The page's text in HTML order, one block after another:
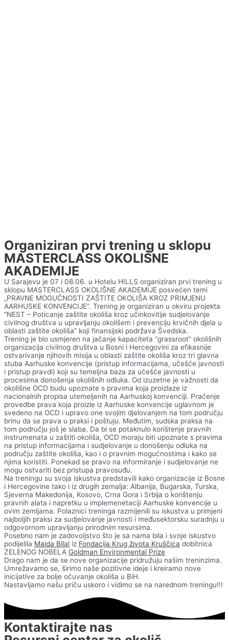
Organiziran prvi trening u sklopu
MASTERCLASS OKOLIŠNE
AKADEMIJE
U Sarajevu je 07 i 08.06. u Hotelu HILLS organiziran prvi trening u
sklopu MASTERCLASS OKOLIŠNE AKADEMIJE posvećen temi
„PRAVNE MOGUĆNOSTI ZAŠTITE OKOLIŠA KROZ PRIMJENU
AARHUSKE KONVENCIJE”. Trening je organiziran u okviru projekta
“NEST – Poticanje zaštite okoliša kroz učinkovitije sudjelovanje
civilnog društva u upravljanju okolišem i prevenciju krvičnih djela u
oblasti zaštite okoliša” koji finansijski podržava Švedska.
Trening je bio usmjeren na jačanje kapaciteta “grassroot” okolišnih
organizacija civilnog društva u Bosni i Hercegovini za efikasnije
ostvarivanje njihovih misija u oblasti zaštite okoliša kroz tri glavna
stuba Aarhuske konvencije (pristup informacijama, učešće javnosti
i pristup pravdi) koji su temeljna baza za učešće javnosti u
procesima donošenja okolišnih odluka. Od izuzetne je važnosti da
okolišne OCD budu upoznate s pravima koja proizlaze iz
nacionalnih propisa utemeljenih na Aarhuskoj konvenciji. Praćenje
provedbe prava koja proizle iz Aarhuske konvencije uglavnom je
svedeno na OCD i upravo one svojim djelovanjem na tom području
brinu da se prava u praksi i poštuju. Međutim, sudska praksa na
tom području još je slaba. Da bi se potaknulo korištenje pravnih
instrumenata u zaštiti okoliša, OCD moraju biti upoznate s pravima
na pristup informacijama i sudjelovanje u donošenju odluka na
području zaštite okoliša, kao i o pravnim mogućnostima i kako se
njima koristiti. Ponekad se pravo na informiranje i sudjelovanje ne
mogu ostvariti bez pristupa pravosuđu.
Na treningu su svoja iskustva predstavili kako organizacije iz Bosne
i Hercegovine tako i iz drugih zemalja: Albanija, Bugarska, Turska,
Sjeverna Makedonija, Kosovo, Crna Gora i Srbija o korištenju
pravnih alata i napretku u implemenetaciji Aarhuske konvencije u
ovim zemljama. Polaznici treninga razmijenili su iskustva u primjeni
najboljih praksi za sudjelovanje javnosti i međusektorsku suradnju u
odgovornom upravljanju prirodnim resursima.
Posebno nam je zadovoljstvo što je sa nama bila i svoje iskustvo
podijelila Maida Bilal iz Fondacija Krug života Kruščica dobitnica
ZELENOG NOBELA Goldman Environmental Prize
Drago nam je da se nove organizacije pridružuju našim treninzima.
Umrežavamo se, širimo naše pozitivne ideje i kreiramo nove
inicijative za bolje očuvanje okoliša u BiH.
Nastavljamo našu priču uskoro i vidimo se na narednom treningu!!!
Kontaktirajte nas